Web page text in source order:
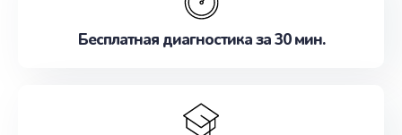
Бесплатная диагностика за 30 мин.